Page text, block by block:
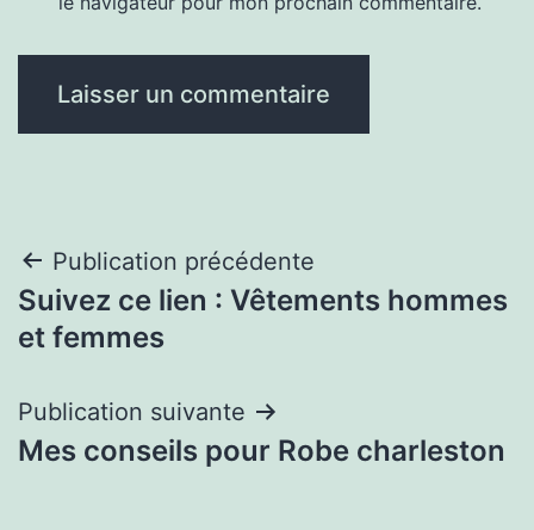
Navigation
de
Publication précédente
Suivez ce lien : Vêtements hommes
et femmes
Publication suivante
Mes conseils pour Robe charleston